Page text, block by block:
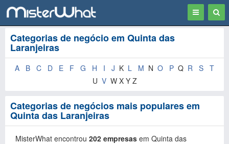
Toggle
navigation
Categorias de negócio em Quinta das
Laranjeiras
A B C D E F G H I J K L M N O P Q R S T
U V W X Y Z
Categorias de negócios mais populares em
Quinta das Laranjeiras
MisterWhat encontrou 202 empresas em Quinta das